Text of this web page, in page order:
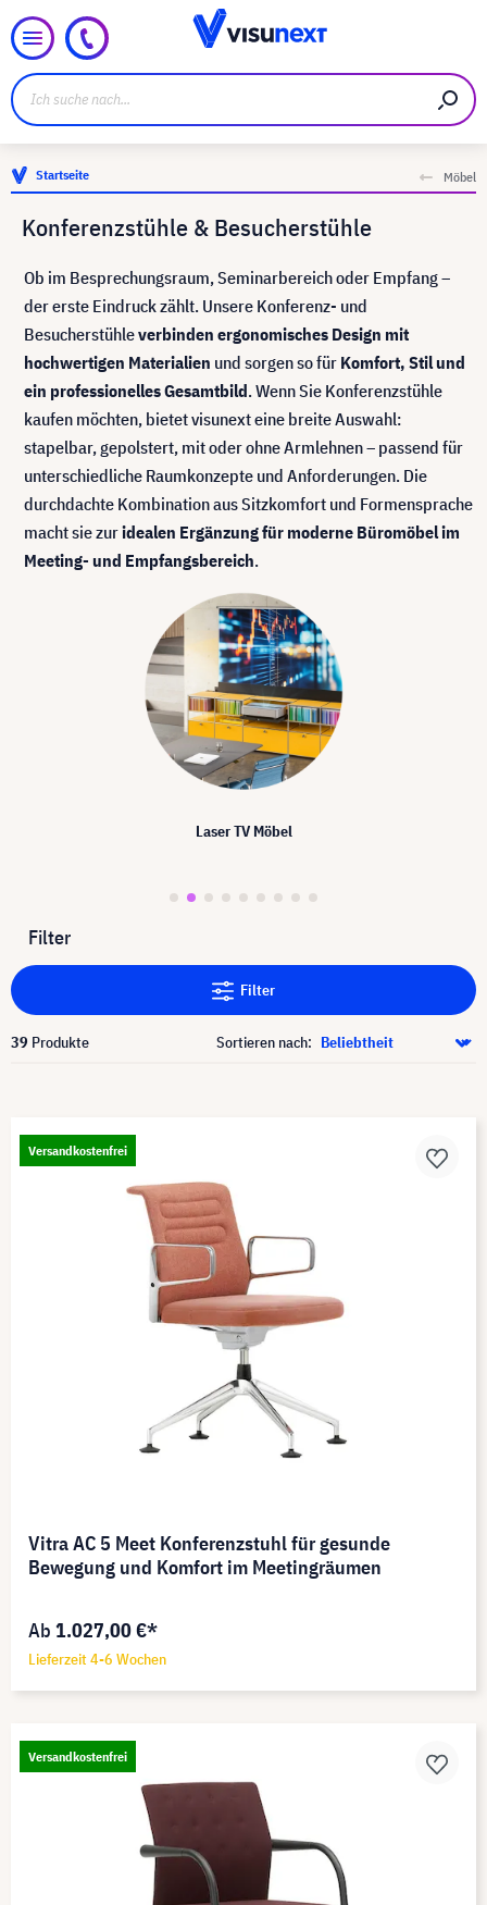
Startseite Möbel
Konferenzstühle & Besucherstühle
Ob im Besprechungsraum, Seminarbereich oder Empfang –
der erste Eindruck zählt. Unsere Konferenz- und
Besucherstühleverbinden ergonomisches Design mit
hochwertigen Materialien und sorgen so für Komfort, Stil und
ein professionelles Gesamtbild. Wenn Sie Konferenzstühle
kaufen möchten, bietet visunext eine breite Auswahl:
stapelbar, gepolstert, mit oder ohne Armlehnen – passend für
unterschiedliche Raumkonzepte und Anforderungen. Die
durchdachte Kombination aus Sitzkomfort und Formensprache
macht sie zuridealen Ergänzung für moderne Büromöbel im
Meeting- und Empfangsbereich.
Laser TV Möbel
Filter
Filter
39 Produkte Sortieren nach:
Versandkostenfrei
Vitra AC 5 Meet Konferenzstuhl für gesunde
Bewegung und Komfort im Meetingräumen
Ab 1.027,00 €*
Lieferzeit 4-6 Wochen
Versandkostenfrei